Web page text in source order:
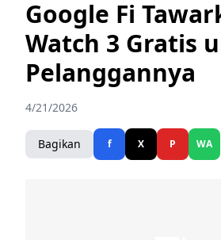
Google Fi
Watch 3 Gratis
Pelanggannya
4/21/2026
Bagikan f X P WA